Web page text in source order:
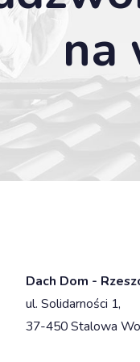
na
Dach Dom -
ul. Solidarności 1,
37-450 Stalowa